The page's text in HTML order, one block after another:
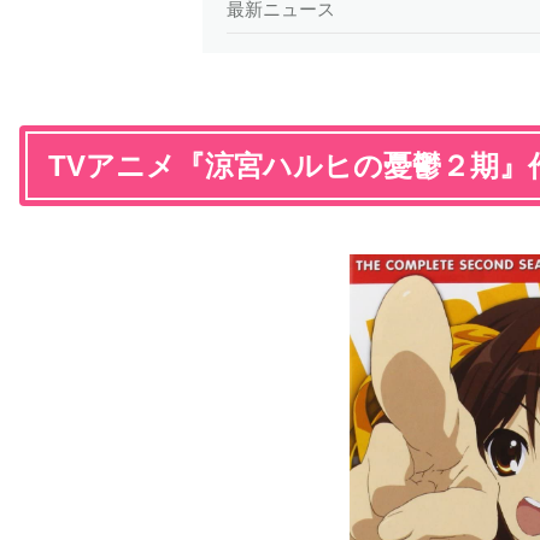
最新ニュース
TVアニメ『涼宮ハルヒの憂鬱２期』